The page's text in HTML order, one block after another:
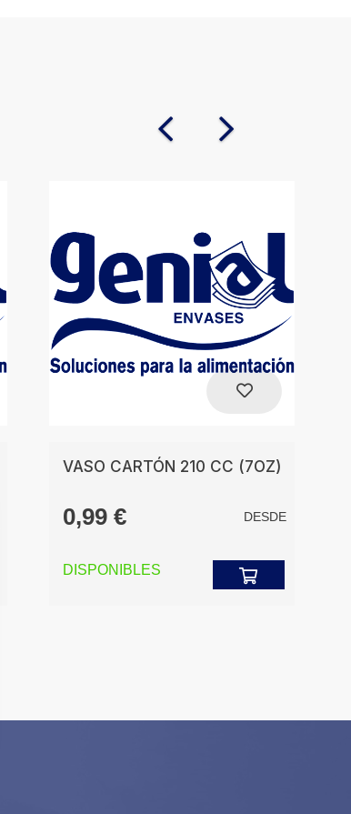
VASO CARTÓN 210 CC (7OZ)
0,99 € DESDE
DISPONIBLES